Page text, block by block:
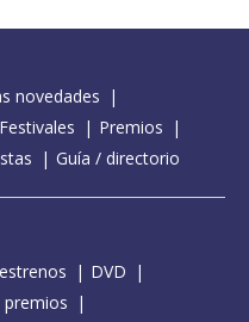
novedades
Festivales
Premios
Guía / directorio
DVD
premios